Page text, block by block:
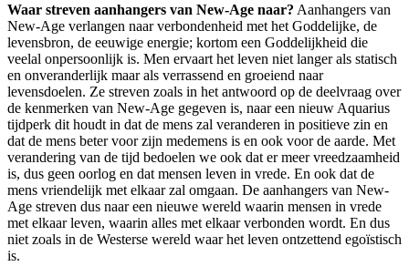
Waar streven aanhangers van New-Age naar? Aanhangers van
New-Age verlangen naar verbondenheid met het Goddelijke, de
levensbron, de eeuwige energie; kortom een Goddelijkheid die
veelal onpersoonlijk is. Men ervaart het leven niet langer als statisch
en onveranderlijk maar als verrassend en groeiend naar
levensdoelen. Ze streven zoals in het antwoord op de deelvraag over
de kenmerken van New-Age gegeven is, naar een nieuw Aquarius
tijdperk dit houdt in dat de mens zal veranderen in positieve zin en
dat de mens beter voor zijn medemens is en ook voor de aarde. Met
verandering van de tijd bedoelen we ook dat er meer vreedzaamheid
is, dus geen oorlog en dat mensen leven in vrede. En ook dat de
mens vriendelijk met elkaar zal omgaan. De aanhangers van New-
Age streven dus naar een nieuwe wereld waarin mensen in vrede
met elkaar leven, waarin alles met elkaar verbonden wordt. En dus
niet zoals in de Westerse wereld waar het leven ontzettend egoïstisch
is.